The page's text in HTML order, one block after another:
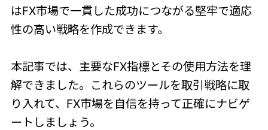
はFX市場で一貫した成功につながる堅牢で適応
性の高い戦略を作成できます。
本記事では、主要なFX指標とその使用方法を理
解できました。これらのツールを取引戦略に取
り入れて、FX市場を自信を持って正確にナビゲ
ートしましょう。